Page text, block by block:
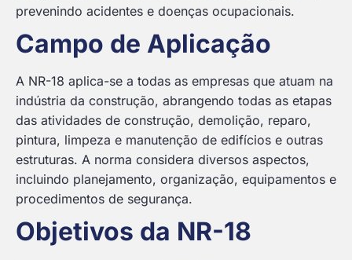
prevenindo acidentes e doenças ocupacionais.
Campo de Aplicação
A NR-18 aplica-se a todas as empresas que atuam na
indústria da construção, abrangendo todas as etapas
das atividades de construção, demolição, reparo,
pintura, limpeza e manutenção de edifícios e outras
estruturas. A norma considera diversos aspectos,
incluindo planejamento, organização, equipamentos e
procedimentos de segurança.
Objetivos da NR-18